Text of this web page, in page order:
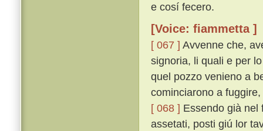
e cosí fecero.
[Voice: fiammetta ]
[ 067 ] Avvenne che,
signoria, li quali e per
quel pozzo venieno a
cominciarono a
[ 068 ] Essendo già nel
assetati, posti giú lor